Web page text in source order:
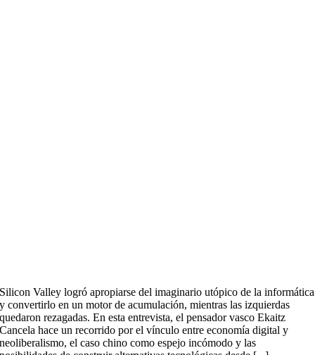
Silicon Valley logró apropiarse del imaginario utópico de la informática
y convertirlo en un motor de acumulación, mientras las izquierdas
quedaron rezagadas. En esta entrevista, el pensador vasco Ekaitz
Cancela hace un recorrido por el vínculo entre economía digital y
neoliberalismo, el caso chino como espejo incómodo y las